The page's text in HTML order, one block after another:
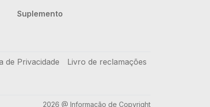
Suplemento
de Privacidade Livro de reclamações
2026 @ Informação de Copyright